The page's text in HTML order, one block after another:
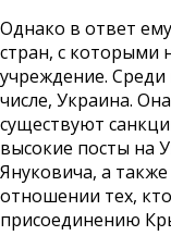
Однако в ответ
стран, с которыми
учреждение.
числе, Украина.
существуют
высокие посты на
Януковича, а
отношении тех,
присоединению